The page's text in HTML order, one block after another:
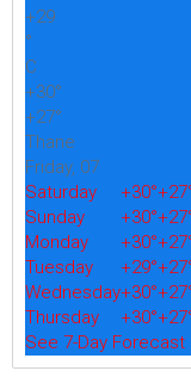
+29
°
C
+30°
+27°
Thane
Friday, 07
Saturday
+30°+
Sunday
+30°+
Monday
+30°+
Tuesday
+29°+
Wednesday+30°+
Thursday
+30°+
See 7-Day Forecast